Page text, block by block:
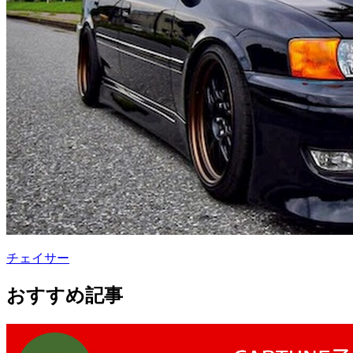
チェイサー
おすすめ記事